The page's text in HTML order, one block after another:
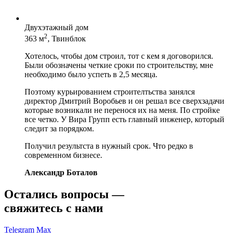
Двухэтажный дом
363 м2, Твинблок
Хотелось, чтобы дом строил, тот с кем я договорился.
Были обозначены четкие сроки по строительству, мне
необходимо было успеть в 2,5 месяца.
Поэтому курьированием строителтьства занялся
директор Дмитрий Воробьев и он решал все сверхзадачи
которые возникали не перенося их на меня. По стройке
все четко. У Вира Групп есть главный инженер, который
следит за порядком.
Получил результста в нужный срок. Что редко в
современном бизнесе.
Александр Боталов
Остались вопросы —
свяжитесь с нами
Telegram Max